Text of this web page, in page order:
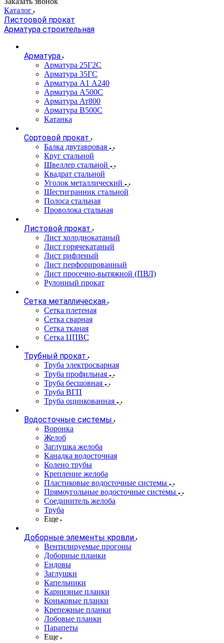
Каталог
Листоовой прокат
Арматура строительная
Арматура
Арматура 25Г2С
Арматура 35ГС
Арматура А1 А240
Арматура А500С
Арматура Ат800
Арматура В500С
Катанка
Сортовой прокат
Балка двутавровая
Круг стальной
Швеллер стальной
Квадрат стальной
Уголок металлический
Шестигранник стальной
Полоса стальная
Проволока стальная
Листовой прокат
Лист холоднокатаный
Лист горячекатаный
Лист рифленый
Лист перфорированный
Лист просечно-вытяжной (ПВЛ)
Рулонный прокат
Сетка металлическая
Сетка плетеная
Сетка сварная
Сетка тканая
Сетка ЦПВС
Трубный прокат
Труба электросварная
Труба профильная
Труба бесшовная
Труба ВГП
Труба оцинкованная
Водосточные системы
Воронка
Желоб
Заглушка желоба
Канадка водосточная
Колено трубы
Крепление желоба
Пластиковые водосточные системы
Прямоугольные водосточные системы
Соединитель желоба
Труба
Еще
Доборные элементы кровли
Вентилируемые прогоны
Доборные планки
Ендовы
Заглушки
Капельники
Карнизные планки
Коньковые планки
Крепежные планки
Лобовые планки
Парапеты
Еще